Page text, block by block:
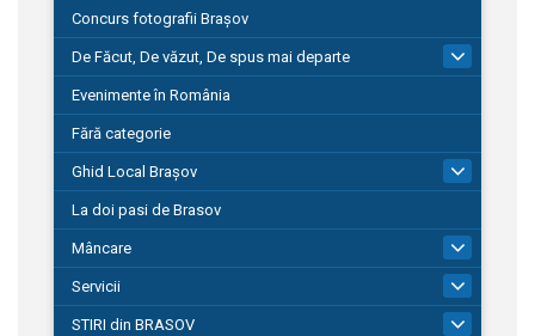
Concurs fotografii Brașov
De Făcut, De văzut, De spus mai departe
149
Evenimente în România
Fără categorie
Ghid Local Brașov
La doi pasi de Brasov
Mâncare
Servicii
STIRI din BRASOV